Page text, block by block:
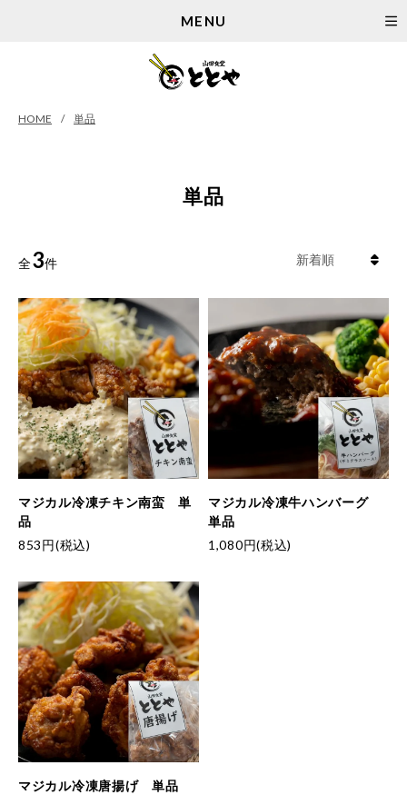
MENU
HOME 単品
単品
全3件
マジカル冷凍チキン南蛮 単
品
853円(税込)
マジカル冷凍牛ハンバーグ
単品
1,080円(税込)
マジカル冷凍唐揚げ 単品